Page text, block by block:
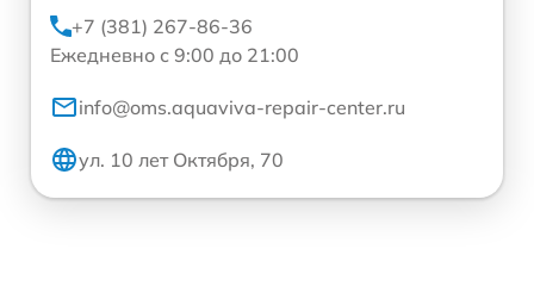
+7 (381) 267-86-36
Ежедневно с 9:00 до 21:00
info@oms.aquaviva-repair-center.ru
ул. 10 лет Октября, 70